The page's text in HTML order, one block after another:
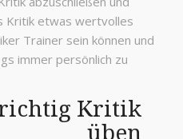
Kritik etwas wertvolles
Trainer sein können und
immer persönlich zu
richtig Kritik
üben